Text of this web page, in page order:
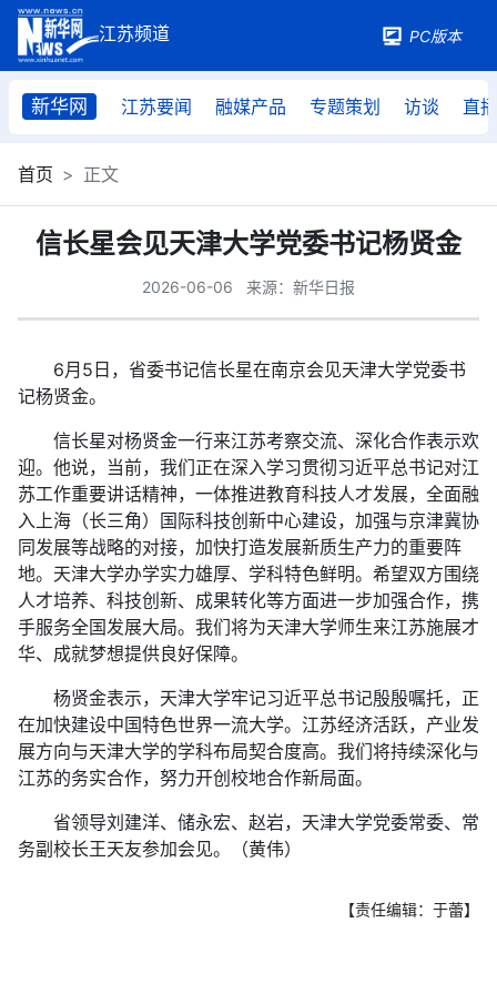
PC版本
新华网 江苏要闻 融媒产品 专题策划 访谈 直播
首页 正文
信长星会见天津大学党委书记杨贤金
2026-06-06 来源：新华日报
6月5日，省委书记信长星在南京会见天津大学党委书
记杨贤金。
信长星对杨贤金一行来江苏考察交流、深化合作表示欢
迎。他说，当前，我们正在深入学习贯彻习近平总书记对江
苏工作重要讲话精神，一体推进教育科技人才发展，全面融
入上海（长三角）国际科技创新中心建设，加强与京津冀协
同发展等战略的对接，加快打造发展新质生产力的重要阵
地。天津大学办学实力雄厚、学科特色鲜明。希望双方围绕
人才培养、科技创新、成果转化等方面进一步加强合作，携
手服务全国发展大局。我们将为天津大学师生来江苏施展才
华、成就梦想提供良好保障。
杨贤金表示，天津大学牢记习近平总书记殷殷嘱托，正
在加快建设中国特色世界一流大学。江苏经济活跃，产业发
展方向与天津大学的学科布局契合度高。我们将持续深化与
江苏的务实合作，努力开创校地合作新局面。
省领导刘建洋、储永宏、赵岩，天津大学党委常委、常
务副校长王天友参加会见。（黄伟）
【责任编辑：于蕾】